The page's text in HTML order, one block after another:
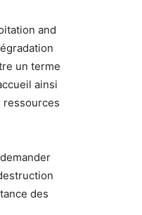
and
un terme
ainsi
ressources
des